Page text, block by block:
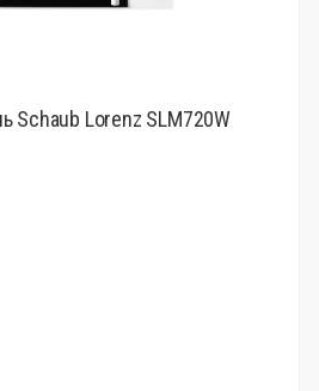
Schaub Lorenz SLM720W